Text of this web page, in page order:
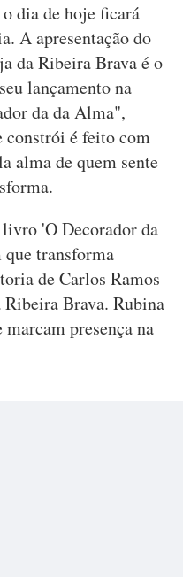
dia de hoje ficará
A apresentação do
da Ribeira Brava é o
lançamento na
da da Alma",
constrói é feito com
alma de quem sente
'O Decorador da
transforma
de Carlos Ramos
Brava. Rubina
presença na